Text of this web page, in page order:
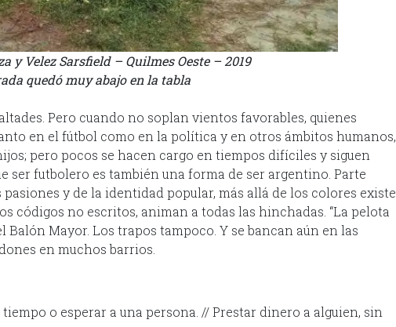
y Velez Sarsfield – Quilmes Oeste – 2019
quedó muy abajo en la tabla
Pero cuando no soplan vientos favorables, quienes
en el fútbol como en la política y en otros ámbitos humanos,
pero pocos se hacen cargo en tiempos difíciles y siguen
ser futbolero es también una forma de ser argentino. Parte
y de la identidad popular, más allá de los colores existe
códigos no escritos, animan a todas las hinchadas. “La pelota
Balón Mayor. Los trapos tampoco. Y se bancan aún en las
en muchos barrios.
tiempo o esperar a una persona. // Prestar dinero a alguien, sin